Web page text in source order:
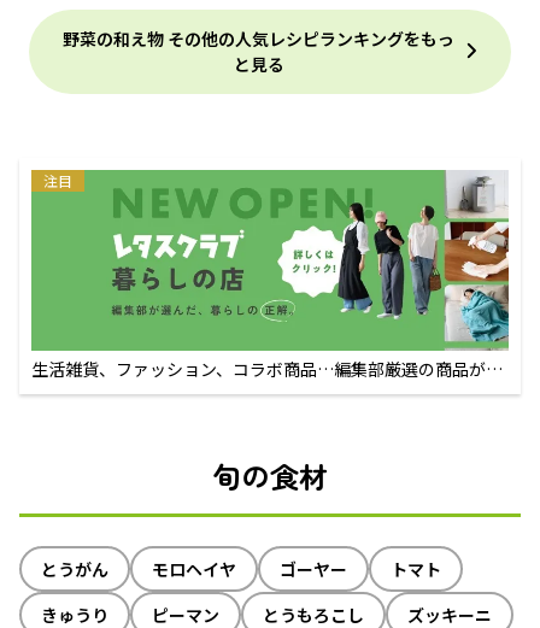
野菜の和え物 その他の人気レシピランキングをもっ
と見る
注目
生活雑貨、ファッション、コラボ商品…編集部厳選の商品が買
えるECサイト
旬の食材
とうがん モロヘイヤ ゴーヤー
トマト
きゅうり
ピーマン とうもろこし ズッキーニ